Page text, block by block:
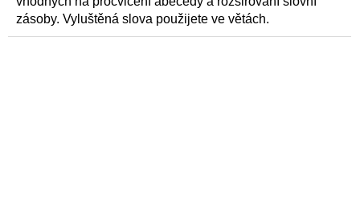
zásoby. Vyluštěná slova použijete ve větách.